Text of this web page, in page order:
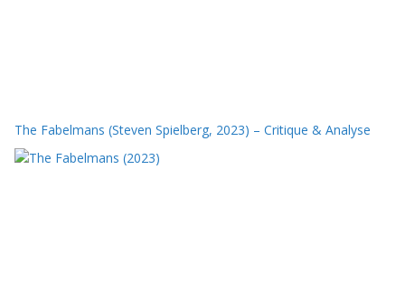
The Fabelmans (Steven Spielberg, 2023) – Critique & Analyse